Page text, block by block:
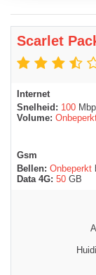
Scarlet
Internet
Snelheid: 100
Volume:
Gsm
Bellen: Onbeperkt
Data 4G: 50 GB